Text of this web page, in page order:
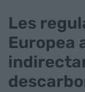
Les
Europea